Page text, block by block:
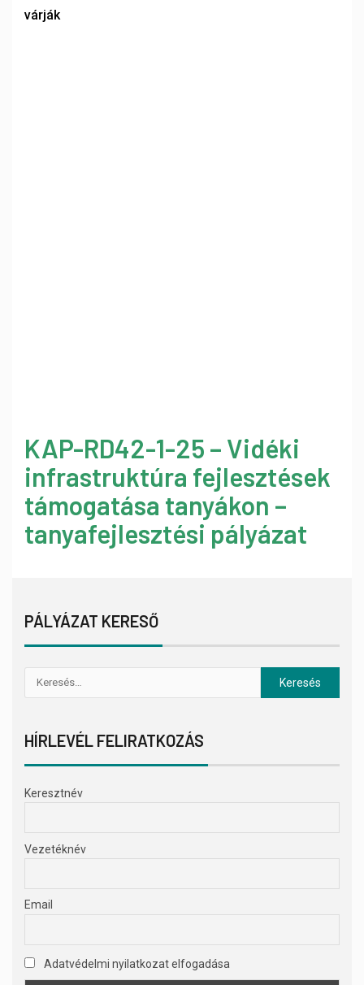
várják
KAP-RD42-1-25 – Vidéki
infrastruktúra fejlesztések
támogatása tanyákon –
tanyafejlesztési pályázat
PÁLYÁZAT KERESŐ
HÍRLEVÉL FELIRATKOZÁS
Keresztnév
Vezetéknév
Email
Adatvédelmi nyilatkozat elfogadása